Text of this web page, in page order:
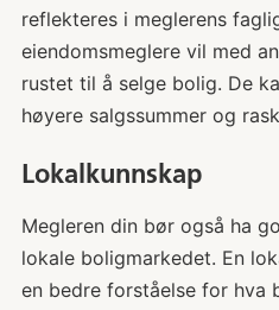
reflekteres i meglerens
eiendomsmeglere vil med
rustet til å selge bolig. De
høyere salgssummer og
Lokalkunnskap
Megleren din bør også ha
lokale boligmarkedet. En
en bedre forståelse for hva